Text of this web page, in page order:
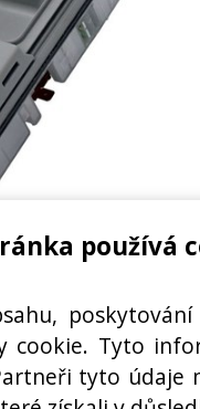
používá
cookie. Tyto
tyto